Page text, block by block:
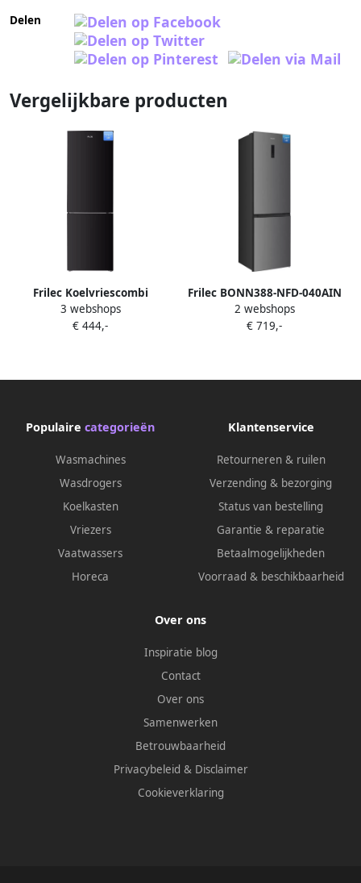
Delen
Vergelijkbare producten
Frilec Koelvriescombi
BONN325040CB | Koel-
vriescombinaties met vriezer
3 webshops
€ 444,-
Frilec BONN388-NFD-040AIN
Koelvriescombinatie Zuinig
A-Label 201 cm Hoog Display
2 webshops
€ 719,-
Populaire categorieën
Wasmachines
Wasdrogers
Koelkasten
Vriezers
Vaatwassers
Horeca
Klantenservice
Retourneren & ruilen
Verzending & bezorging
Status van bestelling
Garantie & reparatie
Betaalmogelijkheden
Voorraad & beschikbaarheid
Over ons
Inspiratie blog
Contact
Over ons
Samenwerken
Betrouwbaarheid
Privacybeleid & Disclaimer
Cookieverklaring